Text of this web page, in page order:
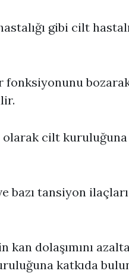
gibi cilt
fonksiyonunu
olarak cilt
bazı tansiyon
kan dolaşımını
katkıda